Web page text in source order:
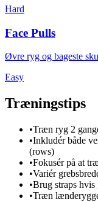
Hard
Face Pulls
Øvre ryg og bageste
Easy
Træningstips
•Træn ryg 2
•Inkludér både
(rows)
•Fokusér på at
•Variér
•Brug straps
•Træn